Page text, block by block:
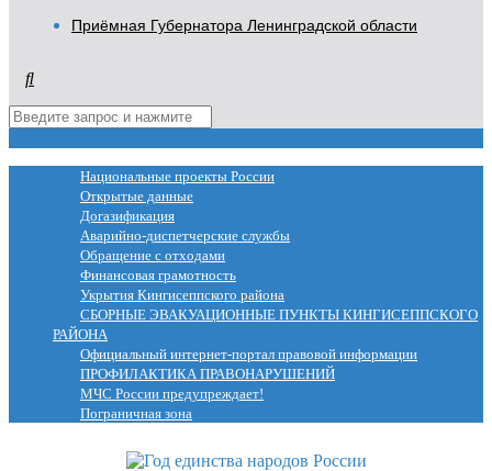
Приёмная Губернатора Ленинградской области
Национальные проекты России
Открытые данные
Догазификация
Аварийно-диспетчерские службы
Обращение с отходами
Финансовая грамотность
Укрытия Кингисеппского района
СБОРНЫЕ ЭВАКУАЦИОННЫЕ ПУНКТЫ КИНГИСЕППСКОГО
РАЙОНА
Официальный интернет-портал правовой информации
ПРОФИЛАКТИКА ПРАВОНАРУШЕНИЙ
МЧС России предупреждает!
Пограничная зона